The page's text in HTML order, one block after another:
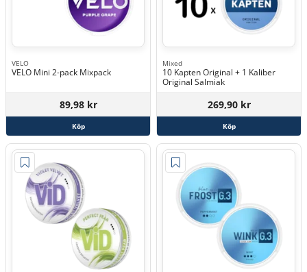
VELO
VELO Mini 2-pack Mixpack
89,98 kr
Köp
Mixed
10 Kapten Original + 1 Kaliber
Original Salmiak
269,90 kr
Köp